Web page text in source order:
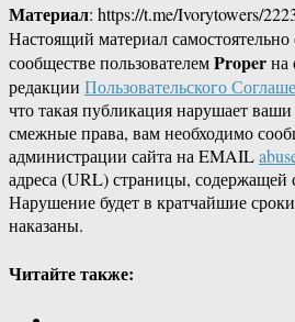
Материал: https://t.me/Ivorytowers/
Настоящий материал
сообществе пользователемProperна
редакции Пользовательского
что такая публикация нарушает
смежные права, вам необходимо
администрации сайта на EMAIL
адреса (URL) страницы, содержащей
Нарушение будет в кратчайшие
наказаны.
Читайте также: